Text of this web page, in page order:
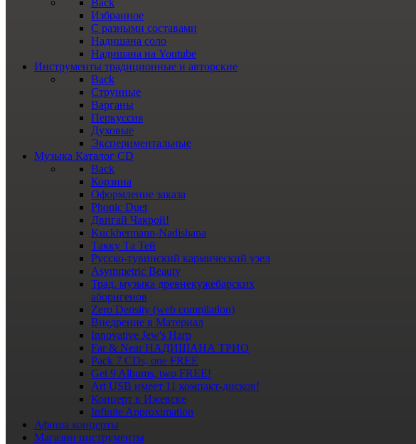
Back
Избранное
С разными составами
Надишана соло
Надишана на Youtube
Инструменты традиционные и авторские
Back
Струнные
Варганы
Перкуссия
Духовые
Экспериментальные
Музыка Каталог CD
Back
Корзина
Оформление заказа
Phonic Duet
Двигай Чакрой!
Kuckhermann-Nadishana
Такку Та Тей
Русско-тувинский кармический узел
Asymmetric Beauty
Трад. музыка древнекужебарских
аборигенов
Zero Density (web compilation)
Внедрение в Материал
Innovative Jew's Harp
Far & Near НАДИШАНА ТРИО
Pack 7 CDs, one FREE
Get 9 Albums, two FREE!
Art USB имеет 11 компакт-дисков!
Концерт в Ижевске
Infinite Approximation
Афиша концерты
Магазин инструменты